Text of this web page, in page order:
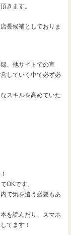
きます。
長候補としておりま
、他サイトでの宣
していく中で必ず必
スキルを高めていた
OKです。
で気を遣う必要もあ
を読んだり、スマホ
てます！